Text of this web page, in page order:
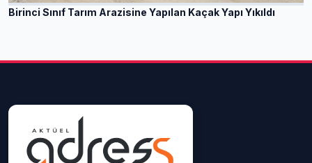
Birinci Sınıf Tarım Arazisine Yapılan Kaçak Yapı Yıkıldı